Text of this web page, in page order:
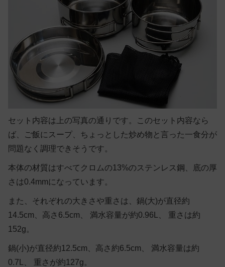
セット内容は上の写真の通りです。このセット内容なら
ば、ご飯にスープ、ちょっとした炒め物と言った一食分が
問題なく調理できそうです。
本体の材質はすべてクロムの13%のステンレス鋼、底の厚
さは0.4mmになっています。
また、それぞれの大きさや重さは、鍋(大)が直径約
14.5cm、高さ6.5cm、 満水容量が約0.96L、 重さは約
152g。
鍋(小)が直径約12.5cm、高さ約6.5cm、 満水容量は約
0.7L、 重さが約127g。